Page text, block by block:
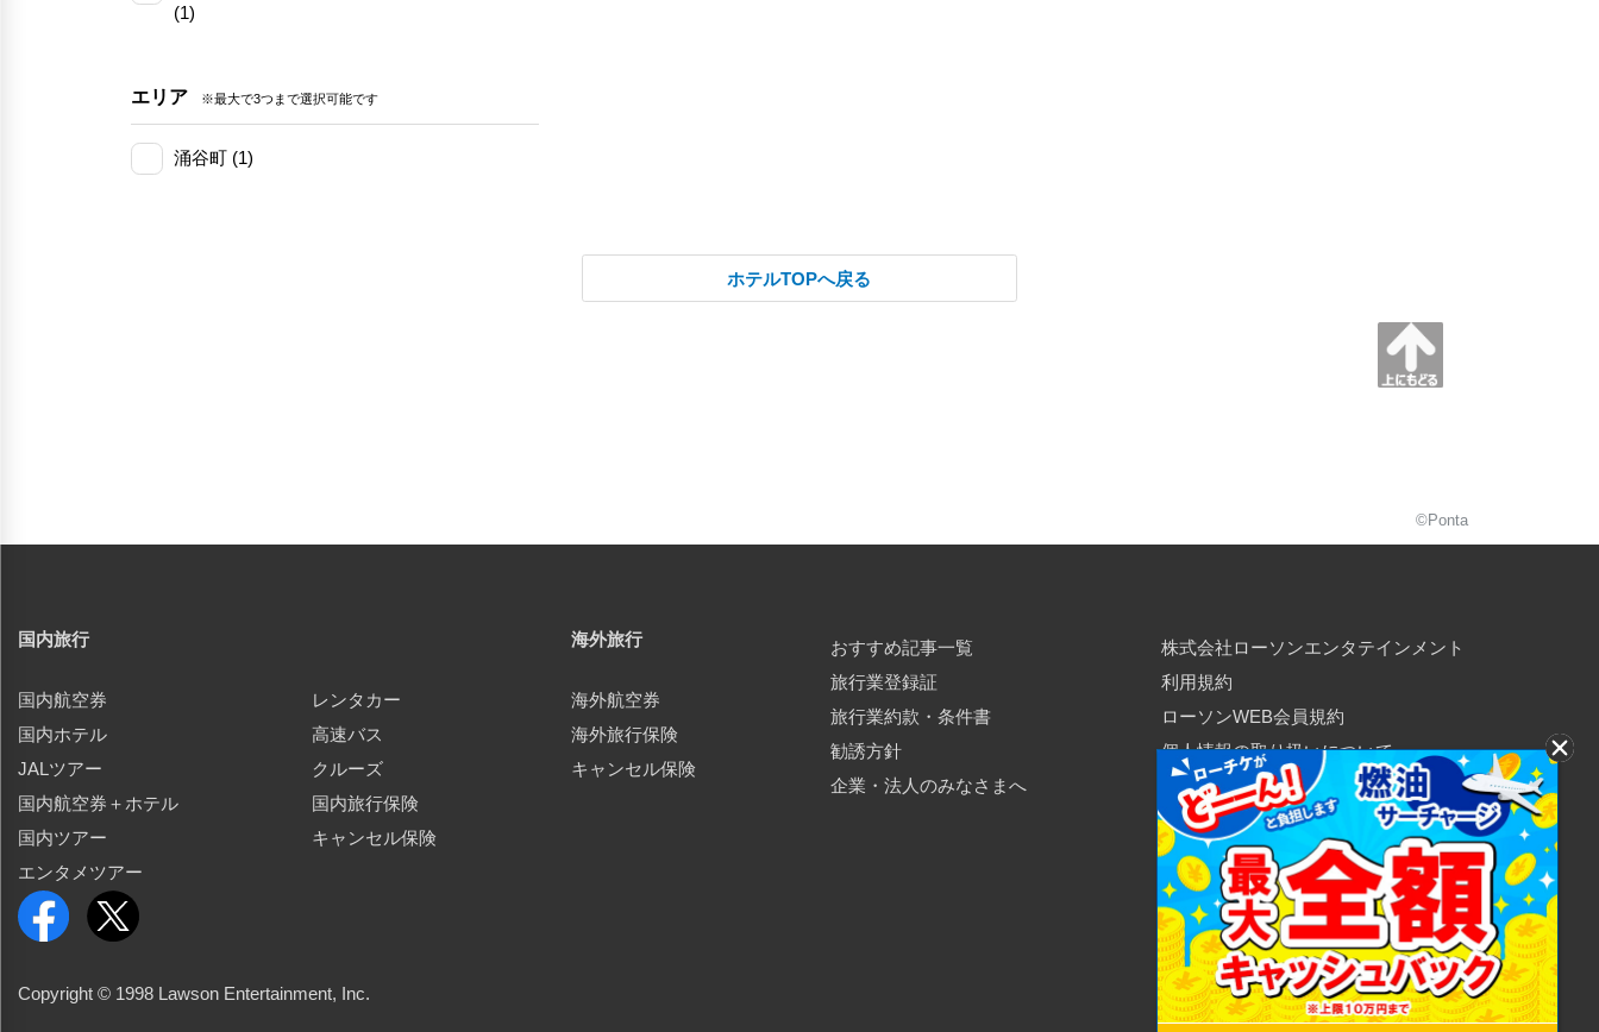
(1)
エリア ※最大で3つまで選択可能です
涌谷町 (1)
ホテルTOPへ戻る
©Ponta
国内旅行
国内航空券
国内ホテル
JALツアー
国内航空券＋ホテル
国内ツアー
エンタメツアー
レンタカー
高速バス
クルーズ
国内旅行保険
キャンセル保険
海外旅行
海外航空券
海外旅行保険
キャンセル保険
おすすめ記事一覧
旅行業登録証
旅行業約款・条件書
勧誘方針
企業・法人のみなさまへ
株式会社ローソンエンタテインメント
利用規約
ローソンWEB会員規約
個人情報の取り扱いについて
個人情報保護方針
Copyright © 1998 Lawson Entertainment, Inc.